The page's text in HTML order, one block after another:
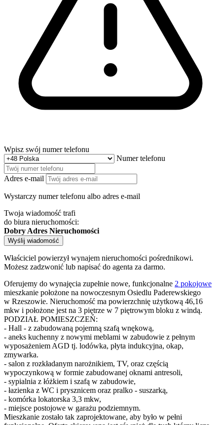
Wpisz swój numer telefonu
Numer telefonu
Adres e-mail
Wystarczy numer telefonu albo adres e-mail
Twoja wiadomość trafi
do biura nieruchomości:
Dobry Adres Nieruchomości
Wyślij wiadomość
Właściciel powierzył wynajem nieruchomości pośrednikowi.
Możesz zadzwonić lub napisać do agenta za darmo.
Oferujemy do wynajęcia zupełnie nowe, funkcjonalne 2 pokojowe
mieszkanie położone na nowoczesnym Osiedlu Paderewskiego
w Rzeszowie. Nieruchomość ma powierzchnię użytkową 46,16
mkw i położone jest na 3 piętrze w 7 piętrowym bloku z windą.
PODZIAŁ POMIESZCZEŃ:
- Hall - z zabudowaną pojemną szafą wnękową,
- aneks kuchenny z nowymi meblami w zabudowie z pełnym
wyposażeniem AGD tj. lodówka, płyta indukcyjna, okap,
zmywarka.
- salon z rozkładanym narożnikiem, TV, oraz częścią
wypoczynkową w formie zabudowanej oknami antresoli,
- sypialnia z łóżkiem i szafą w zabudowie,
- łazienka z WC i prysznicem oraz pralko - suszarką,
- komórka lokatorska 3,3 mkw,
- miejsce postojowe w garażu podziemnym.
Mieszkanie zostało tak zaprojektowane, aby było w pełni